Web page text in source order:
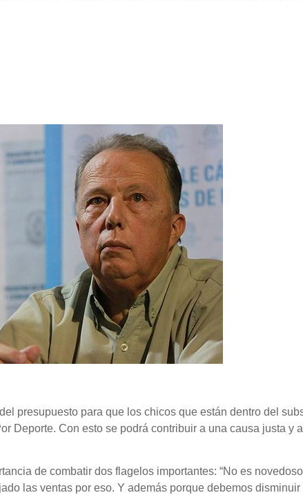
presupuesto para que los chicos que están dentro del
Deporte. Con esto se podrá contribuir a una causa justa y
de combatir dos flagelos importantes: “No es
las ventas por eso. Y además porque debemos